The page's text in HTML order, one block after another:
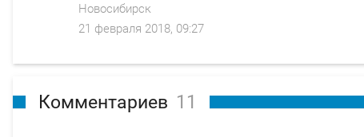
Новосибирск
21 февраля 2018, 09:27
Комментариев 11